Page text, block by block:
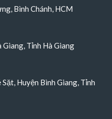
Bình Chánh, HCM
Tỉnh Hà Giang
Huyện Bình Giang, Tỉnh